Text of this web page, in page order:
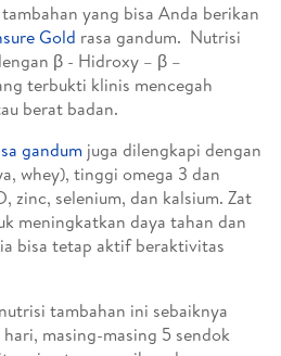
yang bisa Anda berikan
Gold rasa gandum. Nutrisi
β - Hidroxy – β –
terbukti klinis mencegah
berat badan.
gandum juga dilengkapi dengan
whey), tinggi omega 3 dan
zinc, selenium, dan kalsium. Zat
meningkatkan daya tahan dan
bisa tetap aktif beraktivitas
tambahan ini sebaiknya
masing-masing 5 sendok